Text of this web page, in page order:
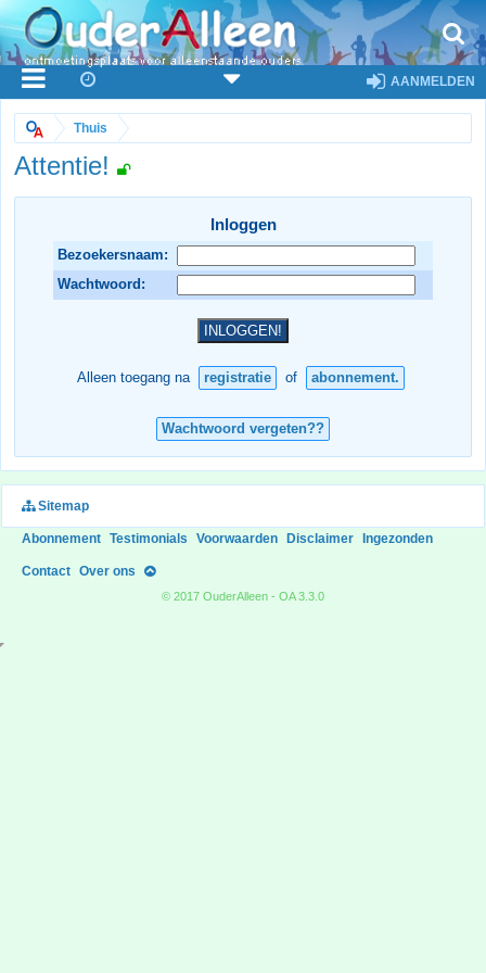
AANMELDEN
Thuis
Attentie!
Inloggen
Bezoekersnaam:
Wachtwoord:
Alleen toegang na registratie of abonnement.
Wachtwoord vergeten??
Sitemap
Abonnement Testimonials Voorwaarden Disclaimer Ingezonden
Contact Over ons
© 2017 OuderAlleen - OA 3.3.0